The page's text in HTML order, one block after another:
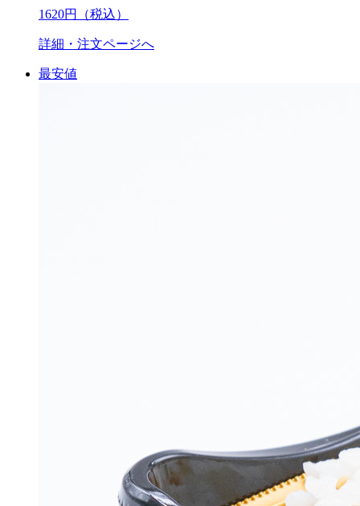
1620円（税込）
詳細・注文ページへ
最安値